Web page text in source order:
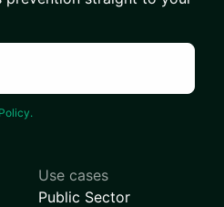
Use cases
Public Sector